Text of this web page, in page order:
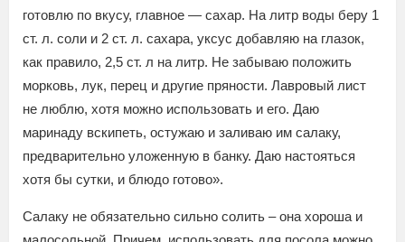
готовлю по вкусу, главное — сахар. На литр воды беру 1
ст. л. соли и 2 ст. л. сахара, уксус добавляю на глазок,
как правило, 2,5 ст. л на литр. Не забываю положить
морковь, лук, перец и другие пряности. Лавровый лист
не люблю, хотя можно использовать и его. Даю
маринаду вскипеть, остужаю и заливаю им салаку,
предварительно уложенную в банку. Даю настояться
хотя бы сутки, и блюдо готово».
Салаку не обязательно сильно солить – она хороша и